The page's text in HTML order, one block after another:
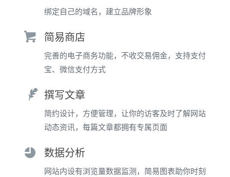
绑定自己的域名，建立品牌形象
简易商店
完善的电子商务功能，不收交易佣金，支持支付
宝、微信支付方式
撰写文章
简约设计，方便管理，让你的访客及时了解网站
动态资讯，每篇文章都拥有专属页面
数据分析
网站内设有浏览量数据监测，简易图表助你时刻